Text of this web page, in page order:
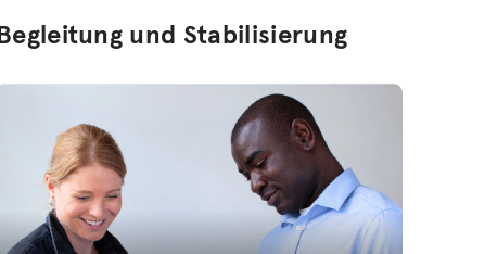
Begleitung und Stabilisierung